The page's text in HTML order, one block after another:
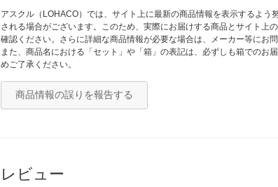
アスクル（LOHACO）では、サイト上に最新の商品情報を表示するよ
される場合がございます。このため、実際にお届けする商品とサイト
確認ください。さらに詳細な商品情報が必要な場合は、メーカー等にお問
また、商品名における「セット」や「箱」の表記は、必ずしも箱でのお
めご了承ください。
商品情報の誤りを報告する
レビュー